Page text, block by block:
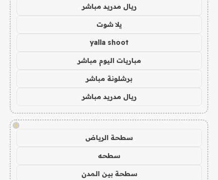
ريال مدريد مباشر
يلا شوت
yalla shoot
مباريات اليوم مباشر
برشلونة مباشر
ريال مدريد مباشر
!
سطحة الرياض
سطحه
سطحة بين المدن